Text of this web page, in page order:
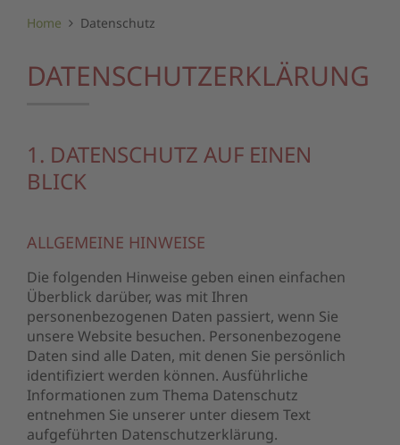
Home Datenschutz
DATENSCHUTZERKLÄRUNG
1. DATENSCHUTZ AUF EINEN
BLICK
ALLGEMEINE HINWEISE
Die folgenden Hinweise geben einen einfachen
Überblick darüber, was mit Ihren
personenbezogenen Daten passiert, wenn Sie
unsere Website besuchen. Personenbezogene
Daten sind alle Daten, mit denen Sie persönlich
identifiziert werden können. Ausführliche
Informationen zum Thema Datenschutz
entnehmen Sie unserer unter diesem Text
aufgeführten Datenschutzerklärung.